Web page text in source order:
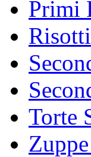
Primi
Risotti
Torte